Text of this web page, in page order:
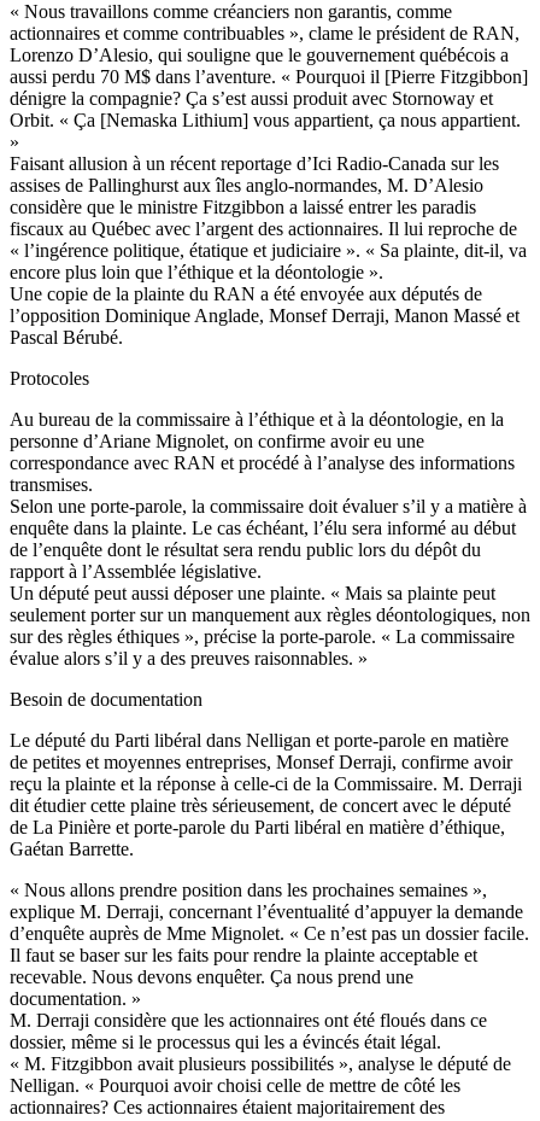
« Nous travaillons comme créanciers non garantis, comme
actionnaires et comme contribuables », clame le président de RAN,
Lorenzo D’Alesio, qui souligne que le gouvernement québécois a
aussi perdu 70 M$ dans l’aventure. « Pourquoi il [Pierre Fitzgibbon]
dénigre la compagnie? Ça s’est aussi produit avec Stornoway et
Orbit. « Ça [Nemaska Lithium] vous appartient, ça nous appartient.
»
Faisant allusion à un récent reportage d’Ici Radio-Canada sur les
assises de Pallinghurst aux îles anglo-normandes, M. D’Alesio
considère que le ministre Fitzgibbon a laissé entrer les paradis
fiscaux au Québec avec l’argent des actionnaires. Il lui reproche de
« l’ingérence politique, étatique et judiciaire ». « Sa plainte, dit-il, va
encore plus loin que l’éthique et la déontologie ».
Une copie de la plainte du RAN a été envoyée aux députés de
l’opposition Dominique Anglade, Monsef Derraji, Manon Massé et
Pascal Bérubé.
Protocoles
Au bureau de la commissaire à l’éthique et à la déontologie, en la
personne d’Ariane Mignolet, on confirme avoir eu une
correspondance avec RAN et procédé à l’analyse des informations
transmises.
Selon une porte-parole, la commissaire doit évaluer s’il y a matière à
enquête dans la plainte. Le cas échéant, l’élu sera informé au début
de l’enquête dont le résultat sera rendu public lors du dépôt du
rapport à l’Assemblée législative.
Un député peut aussi déposer une plainte. « Mais sa plainte peut
seulement porter sur un manquement aux règles déontologiques, non
sur des règles éthiques », précise la porte-parole. « La commissaire
évalue alors s’il y a des preuves raisonnables. »
Besoin de documentation
Le député du Parti libéral dans Nelligan et porte-parole en matière
de petites et moyennes entreprises, Monsef Derraji, confirme avoir
reçu la plainte et la réponse à celle-ci de la Commissaire. M. Derraji
dit étudier cette plaine très sérieusement, de concert avec le député
de La Pinière et porte-parole du Parti libéral en matière d’éthique,
Gaétan Barrette.
« Nous allons prendre position dans les prochaines semaines »,
explique M. Derraji, concernant l’éventualité d’appuyer la demande
d’enquête auprès de Mme Mignolet. « Ce n’est pas un dossier facile.
Il faut se baser sur les faits pour rendre la plainte acceptable et
recevable. Nous devons enquêter. Ça nous prend une
documentation. »
M. Derraji considère que les actionnaires ont été floués dans ce
dossier, même si le processus qui les a évincés était légal.
« M. Fitzgibbon avait plusieurs possibilités », analyse le député de
Nelligan. « Pourquoi avoir choisi celle de mettre de côté les
actionnaires? Ces actionnaires étaient majoritairement des